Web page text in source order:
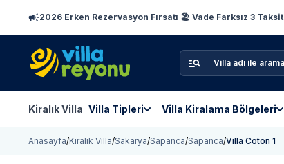
2026 Erken Rezervasyon Fırsatı 🏖️ Vade Farksız 3 Taksit
Kiralık Villa Villa Tipleri Villa Kiralama Bölgeleri
Anasayfa/Kiralık Villa/Sakarya/Sapanca/Sapanca/Villa Coton 1